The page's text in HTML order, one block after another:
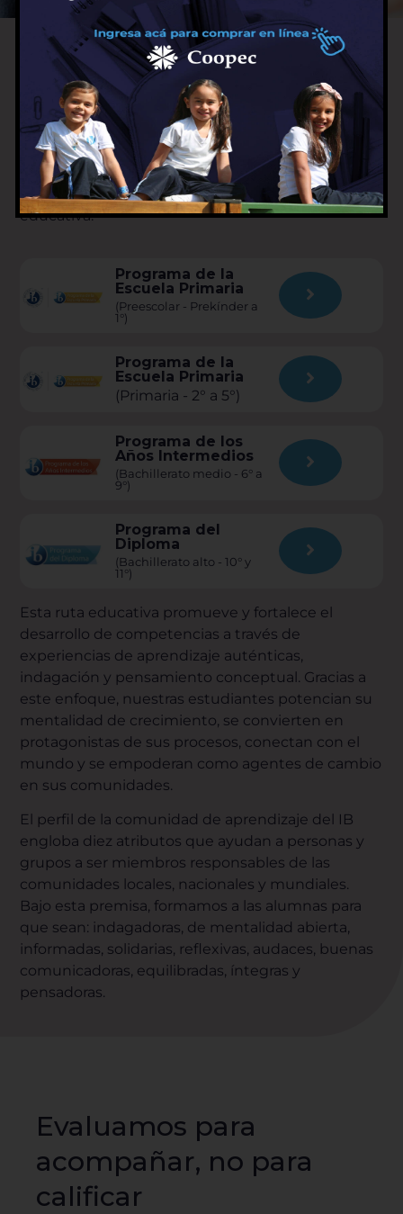
La fuerza del Bachillerato
Internacional
El continuo del IB actúa como hilo conductor,
alineando estos los conceptos de excelencia
académica, aprendizaje para toda la vida y
mentalidad de crecimiento en la práctica
educativa:
Programa de la
Escuela Primaria
(Preescolar - Prekínder a
1°)
Programa de la
Escuela Primaria
(Primaria - 2° a 5°)
Programa de los
Años Intermedios
(Bachillerato medio - 6° a
9°)
Programa del
Diploma
(Bachillerato alto - 10° y
11°)
Esta ruta educativa promueve y fortalece el
desarrollo de competencias a través de
experiencias de aprendizaje auténticas,
indagación y pensamiento conceptual. Gracias a
este enfoque, nuestras estudiantes potencian su
mentalidad de crecimiento, se convierten en
protagonistas de sus procesos, conectan con el
mundo y se empoderan como agentes de cambio
en sus comunidades.
El perfil de la comunidad de aprendizaje del IB
engloba diez atributos que ayudan a personas y
grupos a ser miembros responsables de las
comunidades locales, nacionales y mundiales.
Bajo esta premisa, formamos a las alumnas para
que sean: indagadoras, de mentalidad abierta,
informadas, solidarias, reflexivas, audaces, buenas
comunicadoras, equilibradas, íntegras y
pensadoras.
Evaluamos para
acompañar, no para
calificar